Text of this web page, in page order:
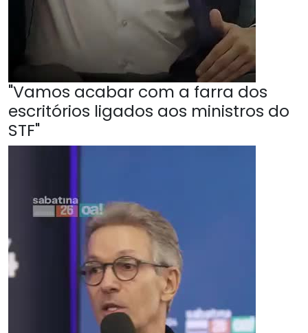
"Vamos acabar com a farra dos
escritórios ligados aos ministros do
STF"